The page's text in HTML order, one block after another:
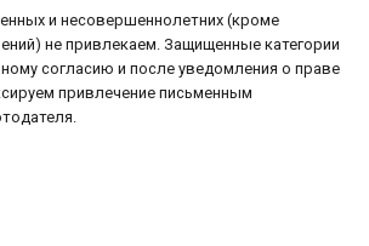
и несовершеннолетних (кроме
не привлекаем. Защищенные категории
согласию и после уведомления о праве
привлечение письменным